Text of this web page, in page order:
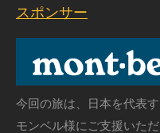
スポンサー
今回の旅は、日本を代表
モンベル様にご支援いた